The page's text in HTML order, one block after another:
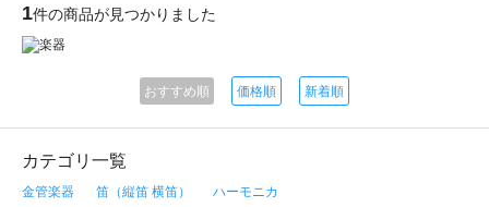
1件の商品が見つかりました
おすすめ順 価格順 新着順
カテゴリ一覧
金管楽器 笛（縦笛 横笛） ハーモニカ